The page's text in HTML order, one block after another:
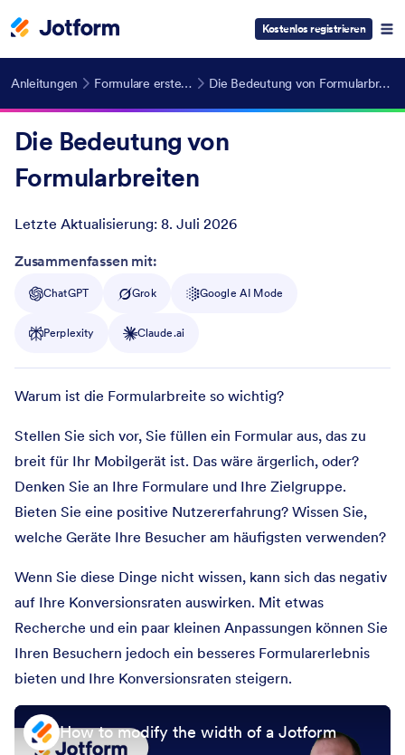
Kostenlos registrieren
Anleitungen Formulare erstellen Die Bedeutung von Formularbreiten
Die Bedeutung von
Formularbreiten
Letzte Aktualisierung: 8. Juli 2026
Post ID
Zusammenfassen mit:
ChatGPT Grok Google AI Mode
Perplexity Claude.ai
Warum ist die Formularbreite so wichtig?
Stellen Sie sich vor, Sie füllen ein Formular aus, das zu
breit für Ihr Mobilgerät ist. Das wäre ärgerlich, oder?
Denken Sie an Ihre Formulare und Ihre Zielgruppe.
Bieten Sie eine positive Nutzererfahrung? Wissen Sie,
welche Geräte Ihre Besucher am häufigsten verwenden?
Wenn Sie diese Dinge nicht wissen, kann sich das negativ
auf Ihre Konversionsraten auswirken. Mit etwas
Recherche und ein paar kleinen Anpassungen können Sie
Ihren Besuchern jedoch ein besseres Formularerlebnis
bieten und Ihre Konversionsraten steigern.
How to modify the width of a Jotform